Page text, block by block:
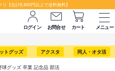
【合計6,600円以上で送料無料】
ログイン お問合せ カート
メニュー
トグッズ アクスタ 同人・オタ活
球グッズ 卒業 記念品 部活